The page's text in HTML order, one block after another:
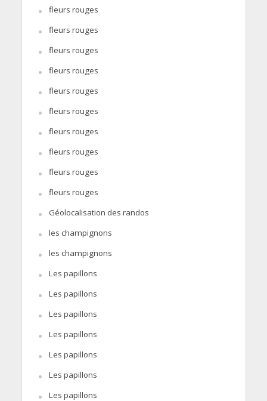
fleurs rouges
fleurs rouges
fleurs rouges
fleurs rouges
fleurs rouges
fleurs rouges
fleurs rouges
fleurs rouges
fleurs rouges
fleurs rouges
Géolocalisation des randos
les champignons
les champignons
Les papillons
Les papillons
Les papillons
Les papillons
Les papillons
Les papillons
Les papillons